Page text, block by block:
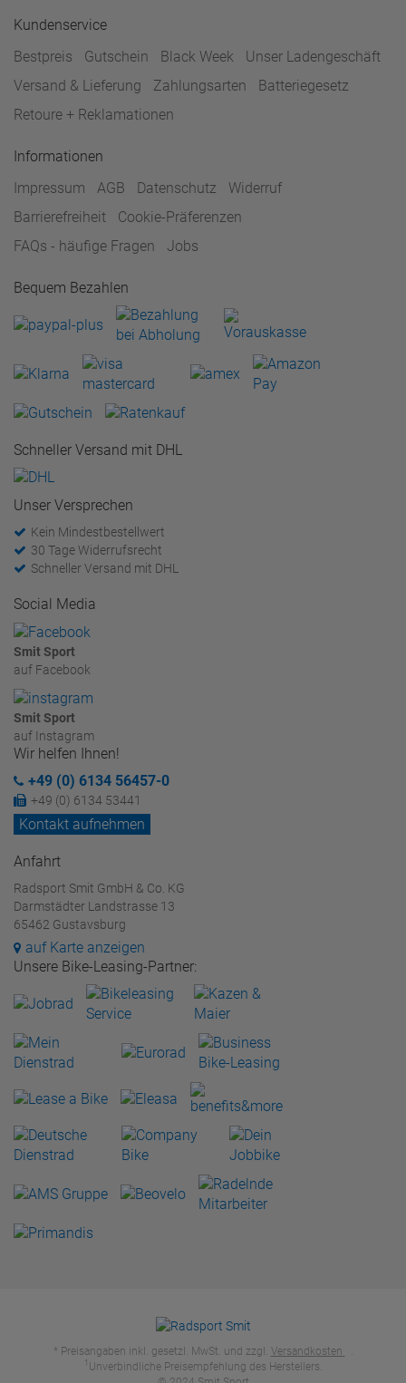
Kundenservice
Bestpreis
Gutschein Black Week
Unser Ladengeschäft
Versand & Lieferung
Zahlungsarten
Batteriegesetz
Retoure + Reklamationen
Informationen
Impressum
AGB Datenschutz
Widerruf
Barrierefreiheit
Cookie-Präferenzen
FAQs - häufige Fragen
Jobs
Bequem Bezahlen
Schneller Versand mit DHL
Unser Versprechen
Kein Mindestbestellwert
30 Tage Widerrufsrecht
Schneller Versand mit DHL
Social Media
Smit Sport
auf Facebook
Smit Sport
auf Instagram
Wir helfen Ihnen!
+49 (0) 6134 56457-0
+49 (0) 6134 53441
Kontakt aufnehmen
Anfahrt
Radsport Smit GmbH & Co. KG
Darmstädter Landstrasse 13
65462 Gustavsburg
auf Karte anzeigen
Unsere Bike-Leasing-Partner:
* Preisangaben inkl. gesetzl. MwSt. und zzgl. Versandkosten .
1 Unverbindliche Preisempfehlung des Herstellers.